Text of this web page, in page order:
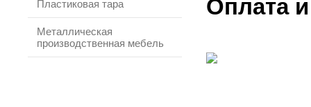
Пластиковая тара
Металлическая
производственная мебель
Оплата